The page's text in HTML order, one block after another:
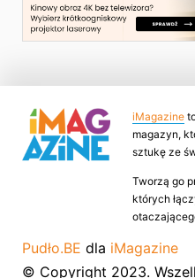
iMagazine
magazyn,
sztukę ze
Tworzą go
których
Pudło.BE dla iMagazine
© Copyright 2023.